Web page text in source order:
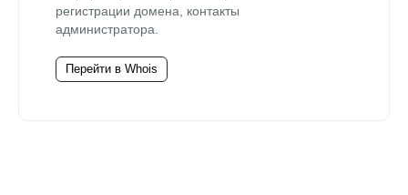
регистрации домена, контакты
администратора.
Перейти в Whois